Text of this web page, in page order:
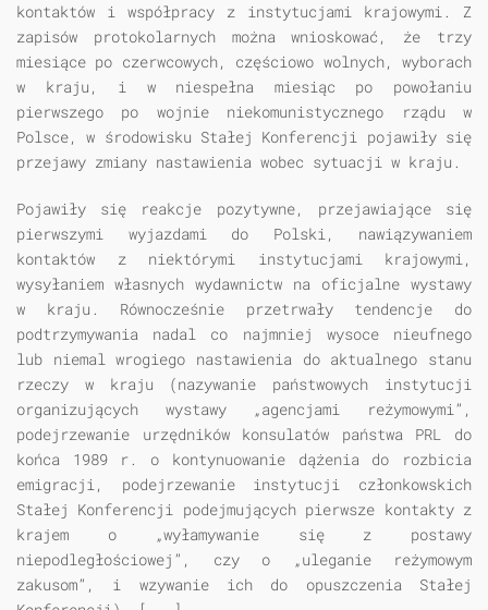
kontaktów i współpracy z instytucjami krajowymi. Z
zapisów protokolarnych można wnioskować, że trzy
miesiące po czerwcowych, częściowo wolnych, wyborach
w kraju, i w niespełna miesiąc po powołaniu
pierwszego po wojnie niekomunistycznego rządu w
Polsce, w środowisku Stałej Konferencji pojawiły się
przejawy zmiany nastawienia wobec sytuacji w kraju.
Pojawiły się reakcje pozytywne, przejawiające się
pierwszymi wyjazdami do Polski, nawiązywaniem
kontaktów z niektórymi instytucjami krajowymi,
wysyłaniem własnych wydawnictw na oficjalne wystawy
w kraju. Równocześnie przetrwały tendencje do
podtrzymywania nadal co najmniej wysoce nieufnego
lub niemal wrogiego nastawienia do aktualnego stanu
rzeczy w kraju (nazywanie państwowych instytucji
organizujących wystawy „agencjami reżymowymi”,
podejrzewanie urzędników konsulatów państwa PRL do
końca 1989 r. o kontynuowanie dążenia do rozbicia
emigracji, podejrzewanie instytucji członkowskich
Stałej Konferencji podejmujących pierwsze kontakty z
krajem o „wyłamywanie się z postawy
niepodległościowej”, czy o „uleganie reżymowym
zakusom”, i wzywanie ich do opuszczenia Stałej